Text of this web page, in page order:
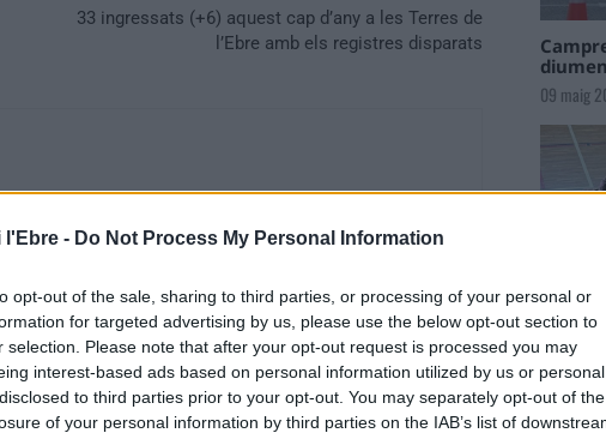
l'Ebre - Do Not Process My Personal Information
opt-out of the sale, sharing to third parties, or processing of your personal or
for targeted advertising by us, please use the below opt-out section to
selection. Please note that after your opt-out request is processed you may
interest-based ads based on personal information utilized by us or personal
to third parties prior to your opt-out. You may separately opt-out of the
of your personal information by third parties on the IAB’s list of
33 ingressats (+6) aquest cap d’any a les Terres de
l’Ebre amb els registres disparats
09 maig
El
el
09 maig